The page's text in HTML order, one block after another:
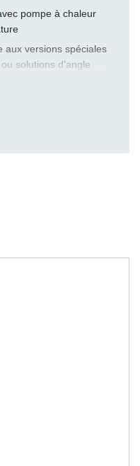
pompe à chaleur
aux versions spéciales
solutions d’angle
dans les